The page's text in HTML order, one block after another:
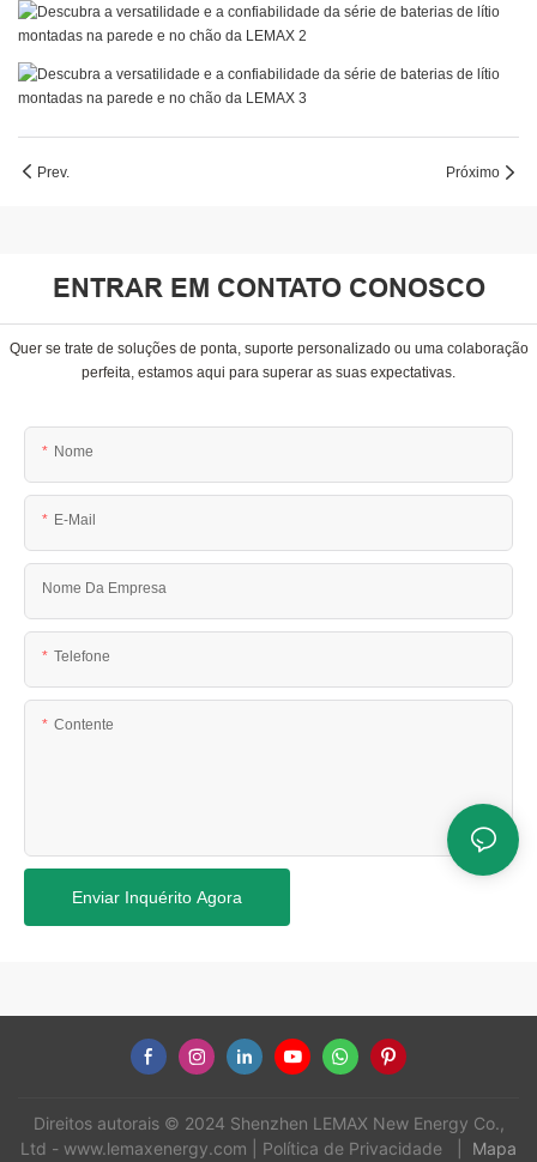
Prev. Próximo
ENTRAR EM CONTATO CONOSCO
Quer se trate de soluções de ponta, suporte personalizado ou uma colaboração
perfeita, estamos aqui para superar as suas expectativas.
Nome
E-Mail
Nome Da Empresa
Telefone
Contente
Enviar Inquérito Agora
Direitos autorais © 2024 Shenzhen LEMAX New Energy Co.,
Ltd - www.lemaxenergy.com Política de Privacidade Mapa